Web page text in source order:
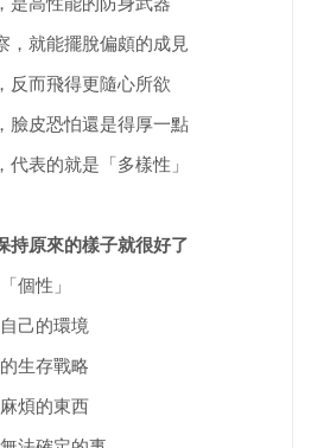
就能擺脫偏頗的成見
而飛得更隨心所欲
皮恐怕還是得厚一點
表的就是「多樣性」
持原來的樣子就很好了
個性」
己的環境
生存戰略
煩的東西